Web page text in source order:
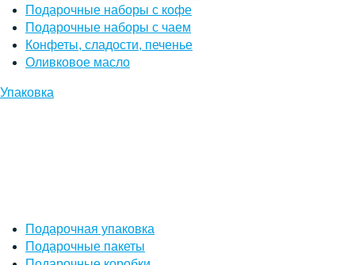
Подарочные наборы с кофе
Подарочные наборы с чаем
Конфеты, сладости, печенье
Оливковое масло
Упаковка
Подарочная упаковка
Подарочные пакеты